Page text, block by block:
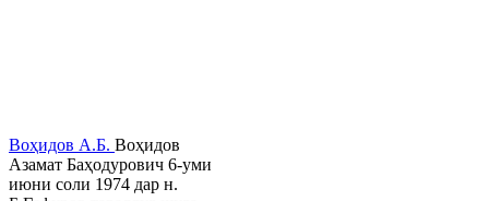
Воҳидов А.Б. Воҳидов
Азамат Баҳодурович 6-уми
июни соли 1974 дар н.